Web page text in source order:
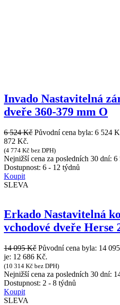
Invado Nastavitelná
dveře 360-379 mm O
6 524Kč Původní cena byla: 6 524
872 Kč.
(4 774 Kč bez DPH)
Nejnižší cena za posledních 30 dní: 6
Dostupnost: 6 - 12 týdnů
Koupit
SLEVA
Erkado Nastavitelná
vchodové dveře Herse
14 095Kč Původní cena byla: 14
je: 12 686 Kč.
(10 314 Kč bez DPH)
Nejnižší cena za posledních 30 dní:
Dostupnost: 2 - 8 týdnů
Koupit
SLEVA